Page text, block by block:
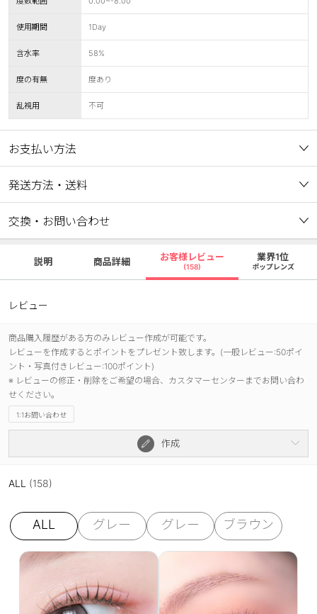
使用期間 1Day
含水率 58%
度の有無 度あり
乱視用 不可
お支払い方法
発送方法・送料
交換・お問い合わせ
説明 商品詳細 お客様レビュー
(158)
業界1位
ポップレンズ
レビュー
商品購入履歴がある方のみレビュー作成が可能です。
レビューを作成するとポイントをプレゼント致します。(一般レビュー:50ポイ
ント・写真付きレビュー:100ポイント)
※ レビューの修正・削除をご希望の場合、カスタマーセンターまでお問い合わ
せください。
1:1お問い合わせ
作成
ALL (158)
ALL グレー グレー ブラウン